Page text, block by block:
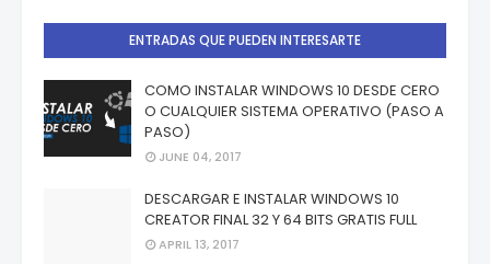
ENTRADAS QUE PUEDEN INTERESARTE
COMO INSTALAR WINDOWS 10 DESDE CERO
O CUALQUIER SISTEMA OPERATIVO (PASO A
PASO)
JUNE 04, 2017
DESCARGAR E INSTALAR WINDOWS 10
CREATOR FINAL 32 Y 64 BITS GRATIS FULL
APRIL 13, 2017